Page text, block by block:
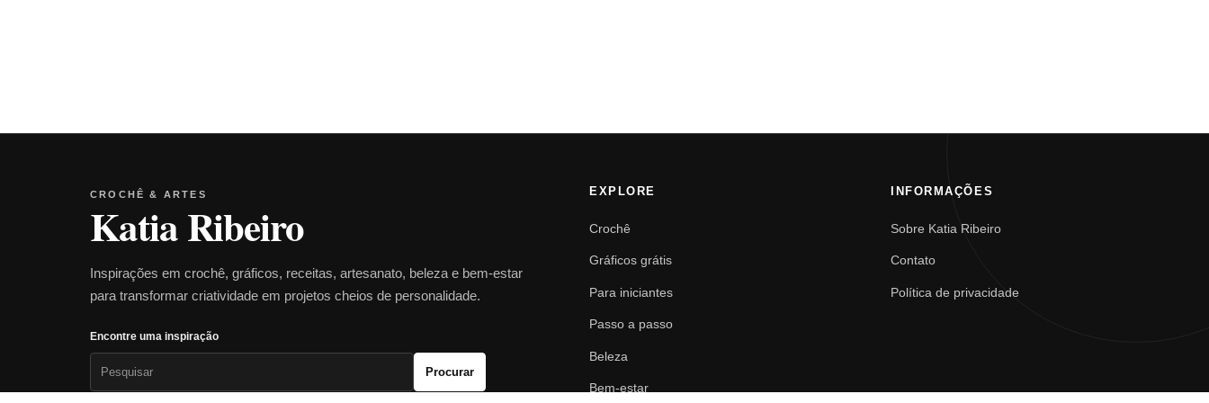
CROCHÊ & ARTES
Katia Ribeiro
Inspirações em crochê, gráficos, receitas, artesanato, beleza e bem-estar
para transformar criatividade em projetos cheios de personalidade.
Encontre uma inspiração
Procurar
EXPLORE
Crochê
Gráficos grátis
Para iniciantes
Passo a passo
Beleza
Bem-estar
INFORMAÇÕES
Sobre Katia Ribeiro
Contato
Política de privacidade